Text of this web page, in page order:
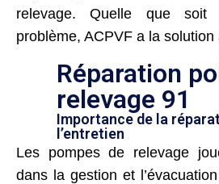
relevage. Quelle que soit
problème, ACPVF a la
Réparation
relevage 91
Importance de la
l’entretien
Les pompes de relevage
dans la gestion et